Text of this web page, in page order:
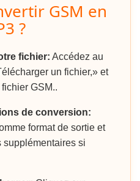
GSM en
?
fichier: Accédez au
un fichier,» et
GSM..
de conversion:
format de sortie et
supplémentaires si